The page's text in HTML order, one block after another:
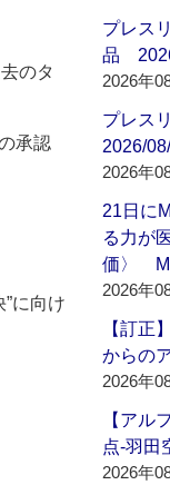
のタ
承認
に向け
プレス
品
2026年
プレス
2026/
2026年
21日に
る力が
価〉
2026年
【訂正
からの
2026年
【アル
点‐羽田
2026年